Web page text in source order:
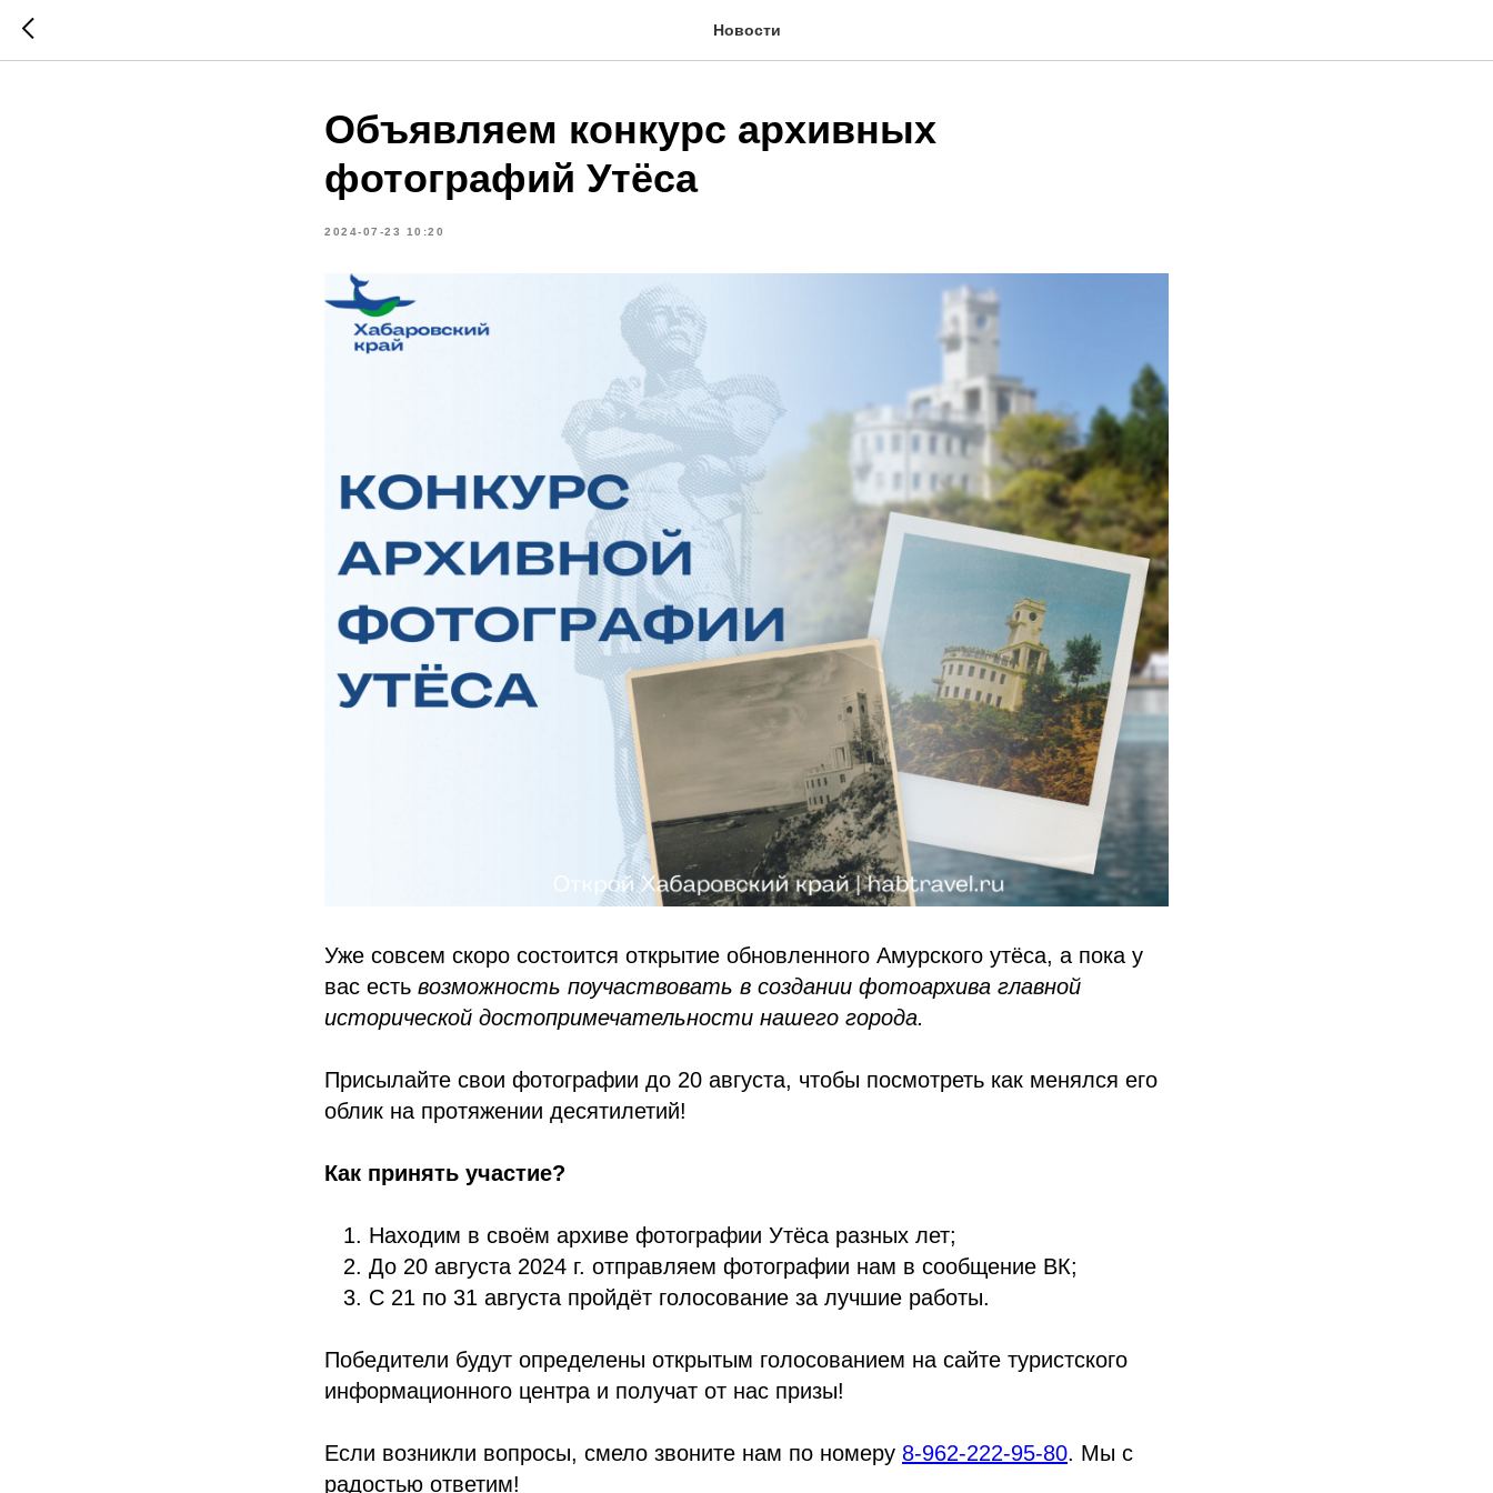
Новости
Объявляем конкурс архивных
фотографий Утёса
2024-07-23 10:20
Уже совсем скоро состоится открытие обновленного Амурского утёса, а пока у
вас есть возможность поучаствовать в создании фотоархива главной
исторической достопримечательности нашего города.
Присылайте свои фотографии до 20 августа, чтобы посмотреть как менялся его
облик на протяжении десятилетий!
Как принять участие?
Находим в своём архиве фотографии Утёса разных лет;
До 20 августа 2024 г. отправляем фотографии нам в сообщение ВК;
С 21 по 31 августа пройдёт голосование за лучшие работы.
Победители будут определены открытым голосованием на сайте туристского
информационного центра и получат от нас призы!
Если возникли вопросы, смело звоните нам по номеру 8-962-222-95-80. Мы с
радостью ответим!